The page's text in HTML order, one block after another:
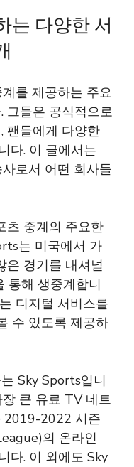
는 다양한 서
를 제공하는 주요
그들은 공식적으로
팬들에게 다양한
다. 이 글에서는
로서 어떤 회사들
츠 중계의 주요한
는 미국에서 가
은 경기를 내셔널
통해 생중계합니
디지털 서비스를
수 있도록 제공하
Sky Sports입니
큰 유료 TV 네트
2019-2022 시즌
의 온라인
다. 이 외에도 Sky